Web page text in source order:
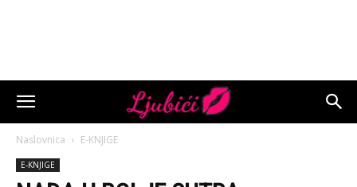
Naslovnica E-KNJIGE
E-KNJIGE